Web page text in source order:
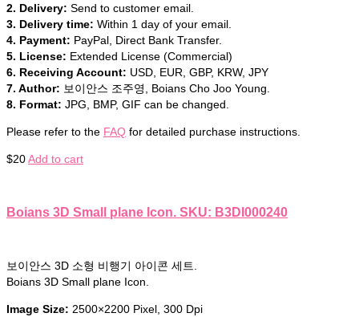
2. Delivery: Send to customer email.
3. Delivery time: Within 1 day of your email.
4. Payment: PayPal, Direct Bank Transfer.
5. License: Extended License (Commercial)
6. Receiving Account: USD, EUR, GBP, KRW, JPY
7. Author: 보이안스 조주영, Boians Cho Joo Young.
8. Format: JPG, BMP, GIF can be changed.
Please refer to the FAQ for detailed purchase instructions.
$20Add to cart
Boians 3D Small plane Icon. SKU: B3DI000240
보이안스 3D 소형 비행기 아이콘 세트.
Boians 3D Small plane Icon.
Image Size: 2500×2200 Pixel, 300 Dpi